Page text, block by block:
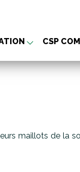
CSP
maillots de la